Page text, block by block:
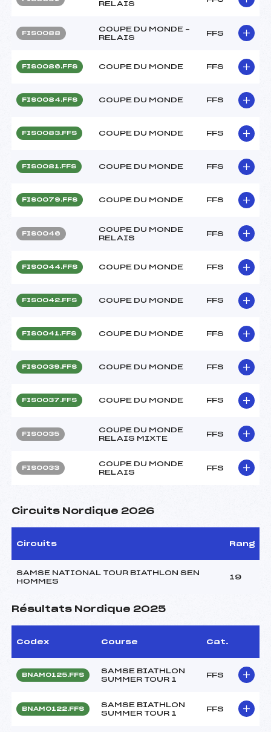
RELAIS
FIS0088
COUPE DU MONDE –
RELAIS
FFS
FIS0086.FFS COUPE DU MONDE FFS
FIS0084.FFS COUPE DU MONDE FFS
FIS0083.FFS COUPE DU MONDE FFS
FIS0081.FFS COUPE DU MONDE FFS
FIS0079.FFS COUPE DU MONDE FFS
FIS0046
COUPE DU MONDE
RELAIS
FFS
FIS0044.FFS COUPE DU MONDE FFS
FIS0042.FFS COUPE DU MONDE FFS
FIS0041.FFS COUPE DU MONDE FFS
FIS0039.FFS COUPE DU MONDE FFS
FIS0037.FFS COUPE DU MONDE FFS
FIS0035
COUPE DU MONDE
RELAIS MIXTE
FFS
FIS0033
COUPE DU MONDE
RELAIS
FFS
Circuits Nordique 2026
Circuits Rang
SAMSE NATIONAL TOUR BIATHLON SEN
HOMMES
19
Résultats Nordique 2025
Codex Course Cat.
BNAM0125.FFS
SAMSE BIATHLON
SUMMER TOUR 1
FFS
BNAM0122.FFS
SAMSE BIATHLON
SUMMER TOUR 1
FFS